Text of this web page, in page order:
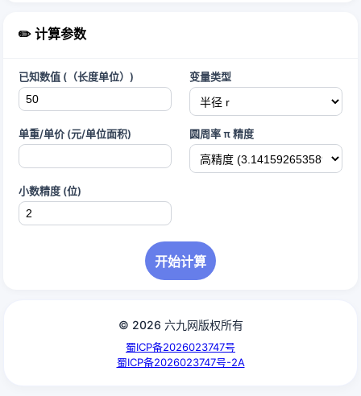
✏️ 计算参数
已知数值 (（长度单位）) 变量类型
单重/单价 (元/单位面积) 圆周率 π 精度
小数精度 (位)
开始计算
© 2026 六九网版权所有
蜀ICP备2026023747号
蜀ICP备2026023747号-2A